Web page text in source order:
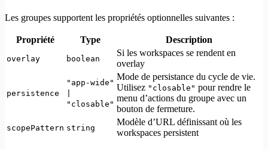
Les groupes supportent les propriétés optionnelles suivantes :
Propriété Type Description
overlay boolean
Si les workspaces se rendent en
overlay
persistence
"app-wide"
"closable"
Mode de persistance du cycle de vie.
Utilisez "closable" pour rendre le
menu d’actions du groupe avec un
bouton de fermeture.
scopePattern string
Modèle d’URL définissant où les
workspaces persistent